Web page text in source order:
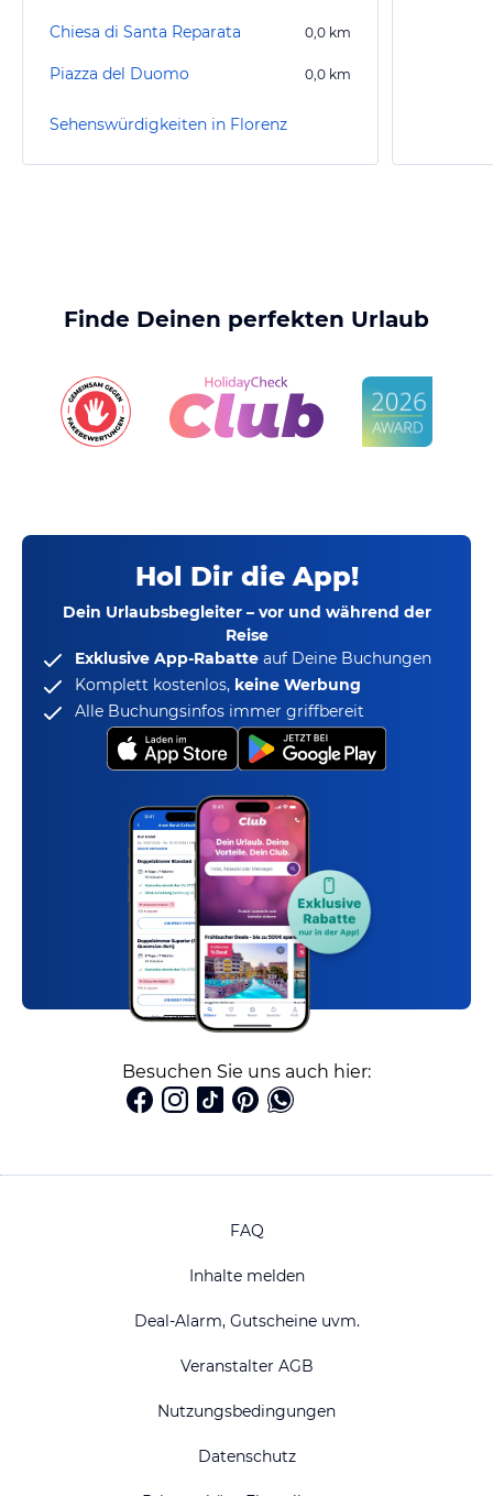
Chiesa di Santa Reparata 0,0 km
Piazza del Duomo 0,0 km
Sehenswürdigkeiten in Florenz
Finde Deinen perfekten Urlaub
Hol Dir die App!
Dein Urlaubsbegleiter – vor und während der
Reise
Exklusive App-Rabatte auf Deine Buchungen
Komplett kostenlos, keine Werbung
Alle Buchungsinfos immer griffbereit
Besuchen Sie uns auch hier:
FAQ
Inhalte melden
Deal-Alarm, Gutscheine uvm.
Veranstalter AGB
Nutzungsbedingungen
Datenschutz